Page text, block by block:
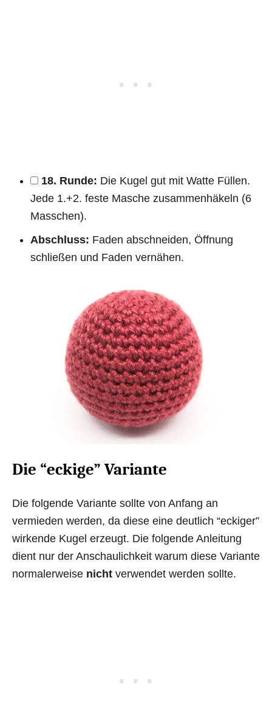
18. Runde: Die Kugel gut mit Watte Füllen.
Jede 1.+2. feste Masche zusammenhäkeln (6
Masschen).
Abschluss: Faden abschneiden, Öffnung
schließen und Faden vernähen.
Die “eckige” Variante
Die folgende Variante sollte von Anfang an
vermieden werden, da diese eine deutlich “eckiger”
wirkende Kugel erzeugt. Die folgende Anleitung
dient nur der Anschaulichkeit warum diese Variante
normalerweise nicht verwendet werden sollte.